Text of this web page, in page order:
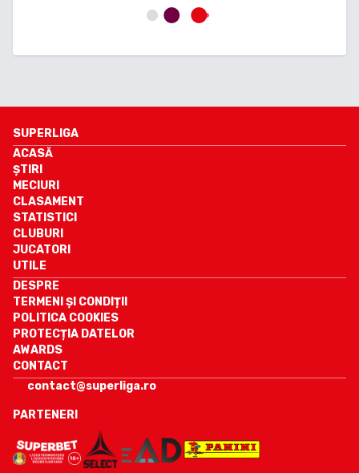
SUPERLIGA
ACASĂ
ȘTIRI
MECIURI
CLASAMENT
STATISTICI
CLUBURI
JUCATORI
UTILE
DESPRE
TERMENI ȘI CONDIȚII
POLITICA COOKIES
PROTECȚIA DATELOR
AWARDS
CONTACT
contact@superliga.ro
PARTENERI